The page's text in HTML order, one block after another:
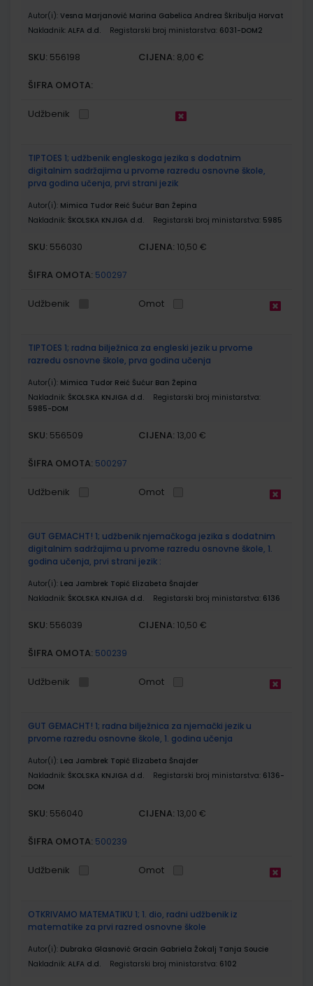
Autor(i): Vesna Marjanović Marina Gabelica Andrea Škribulja Horvat
Nakladnik: ALFA d.d. Registarski broj ministarstva: 6031-DOM2
SKU: 556198 CIJENA: 8,00 €
ŠIFRA OMOTA:
Udžbenik
TIPTOES 1; udžbenik engleskoga jezika s dodatnim
digitalnim sadržajima u prvome razredu osnovne škole,
prva godina učenja, prvi strani jezik
Autor(i): Mimica Tudor Reić Šućur Ban Žepina
Nakladnik: ŠKOLSKA KNJIGA d.d. Registarski broj ministarstva: 5985
SKU: 556030 CIJENA: 10,50 €
ŠIFRA OMOTA: 500297
Udžbenik Omot
TIPTOES 1; radna bilježnica za engleski jezik u prvome
razredu osnovne škole, prva godina učenja
Autor(i): Mimica Tudor Reić Šućur Ban Žepina
Nakladnik: ŠKOLSKA KNJIGA d.d.
Registarski broj ministarstva:
5985-DOM
SKU: 556509 CIJENA: 13,00 €
ŠIFRA OMOTA: 500297
Udžbenik Omot
GUT GEMACHT! 1; udžbenik njemačkoga jezika s dodatnim
digitalnim sadržajima u prvome razredu osnovne škole, 1.
godina učenja, prvi strani jezik :
Autor(i): Lea Jambrek Topić Elizabeta Šnajder
Nakladnik: ŠKOLSKA KNJIGA d.d. Registarski broj ministarstva: 6136
SKU: 556039 CIJENA: 10,50 €
ŠIFRA OMOTA: 500239
Udžbenik Omot
GUT GEMACHT! 1; radna bilježnica za njemački jezik u
prvome razredu osnovne škole, 1. godina učenja
Autor(i): Lea Jambrek Topić Elizabeta Šnajder
Nakladnik: ŠKOLSKA KNJIGA d.d. Registarski broj ministarstva: 6136-
DOM
SKU: 556040 CIJENA: 13,00 €
ŠIFRA OMOTA: 500239
Udžbenik Omot
OTKRIVAMO MATEMATIKU 1; 1. dio, radni udžbenik iz
matematike za prvi razred osnovne škole
Autor(i): Dubraka Glasnović Gracin Gabriela Žokalj Tanja Soucie
Nakladnik: ALFA d.d. Registarski broj ministarstva: 6102